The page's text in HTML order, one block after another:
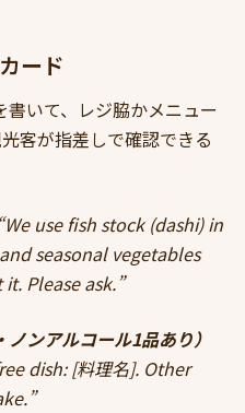
ード
いて、レジ脇かメニュー
客が指差しで確認できる
“We use fish stock (dashi) in
seasonal vegetables
Please ask.”
ンアルコール1品あり）
dish: [料理名]. Other